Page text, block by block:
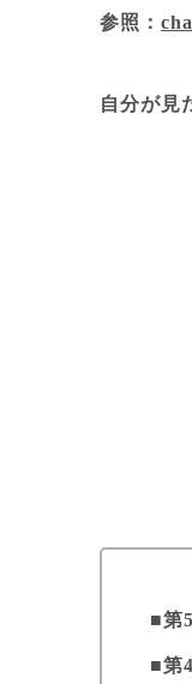
参照：
自分が見
第
第